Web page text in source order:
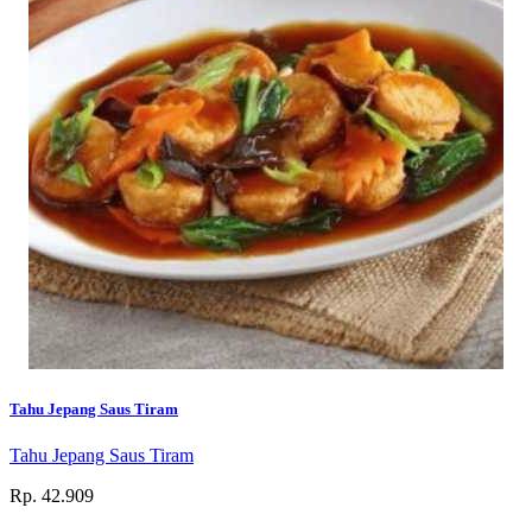
Tahu Jepang Saus Tiram
Tahu Jepang Saus Tiram
Rp. 42.909